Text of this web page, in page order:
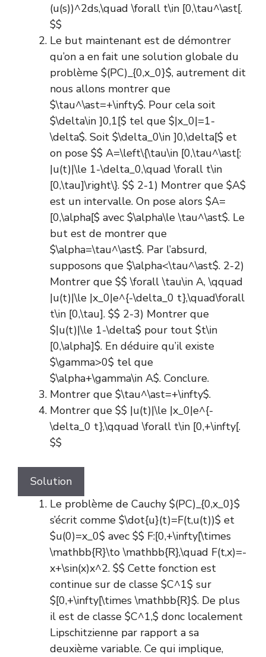
(u(s))^2ds,\quad \forall t\in [0,\tau^\ast[.
$$
Le but maintenant est de démontrer
qu’on a en fait une solution globale du
problème $(PC)_{0,x_0}$, autrement dit
nous allons montrer que
$\tau^\ast=+\infty$. Pour cela soit
$\delta\in ]0,1[$ tel que $|x_0|=1-
\delta$. Soit $\delta_0\in ]0,\delta[$ et
on pose $$ A=\left\{\tau\in [0,\tau^\ast[:
|u(t)|\le 1-\delta_0,\quad \forall t\in
[0,\tau]\right\}. $$ 2-1) Montrer que $A$
est un intervalle. On pose alors $A=
[0,\alpha[$ avec $\alpha\le \tau^\ast$. Le
but est de montrer que
$\alpha=\tau^\ast$. Par l’absurd,
supposons que $\alpha<\tau^\ast$. 2-2)
Montrer que $$ \forall \tau\in A, \qquad
|u(t)|\le |x_0|e^{-\delta_0 t},\quad\forall
t\in [0,\tau]. $$ 2-3) Montrer que
$|u(t)|\le 1-\delta$ pour tout $t\in
[0,\alpha]$. En déduire qu’il existe
$\gamma>0$ tel que
$\alpha+\gamma\in A$. Conclure.
Montrer que $\tau^\ast=+\infty$.
Montrer que $$ |u(t)|\le |x_0|e^{-
\delta_0 t},\qquad \forall t\in [0,+\infty[.
$$
Solution
Le problème de Cauchy $(PC)_{0,x_0}$
s’écrit comme $\dot{u}(t)=F(t,u(t))$ et
$u(0)=x_0$ avec $$ F:[0,+\infty[\times
\mathbb{R}\to \mathbb{R},\quad F(t,x)=-
x+\sin(x)x^2. $$ Cette fonction est
continue sur de classe $C^1$ sur
$[0,+\infty[\times \mathbb{R}$. De plus
il est de classe $C^1,$ donc localement
Lipschitzienne par rapport a sa
deuxième variable. Ce qui implique,